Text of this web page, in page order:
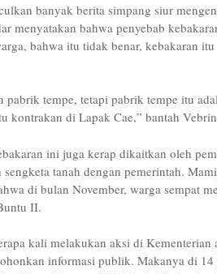
banyak berita simpang siur
menyatakan bahwa penyebab
bahwa itu tidak benar, kebakaran
pabrik tempe, tetapi pabrik tempe itu
kontrakan di Lapak Cae,” bantah
ini juga kerap dikaitkan oleh
sengketa tanah dengan pemerintah.
di bulan November, warga sempat
II.
kali melakukan aksi di
informasi publik. Makanya di